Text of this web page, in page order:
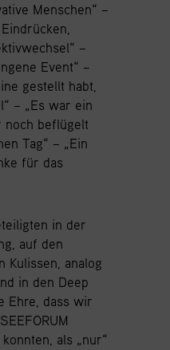
Menschen“ –
–
Event“ –
gestellt habt,
– „Es war ein
noch beflügelt
Tag“ – „Ein
für das
in der
auf den
Kulissen, analog
in den Deep
Ehre, dass wir
als „nur“